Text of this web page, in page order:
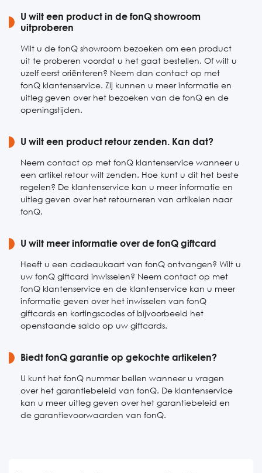
U wilt een product in de fonQ showroom
uitproberen
Wilt u de fonQ showroom bezoeken om een product
uit te proberen voordat u het gaat bestellen. Of wilt u
uzelf eerst oriënteren? Neem dan contact op met
fonQ klantenservice. Zij kunnen u meer informatie en
uitleg geven over het bezoeken van de fonQ en de
openingstijden.
U wilt een product retour zenden. Kan dat?
Neem contact op met fonQ klantenservice wanneer u
een artikel retour wilt zenden. Hoe kunt u dit het beste
regelen? De klantenservice kan u meer informatie en
uitleg geven over het retourneren van artikelen naar
fonQ.
U wilt meer informatie over de fonQ giftcard
Heeft u een cadeaukaart van fonQ ontvangen? Wilt u
uw fonQ giftcard inwisselen? Neem contact op met
fonQ klantenservice en de klantenservice kan u meer
informatie geven over het inwisselen van fonQ
giftcards en kortingscodes of bijvoorbeeld het
openstaande saldo op uw giftcards.
Biedt fonQ garantie op gekochte artikelen?
U kunt het fonQ nummer bellen wanneer u vragen
over het garantiebeleid van fonQ. De klantenservice
kan u meer uitleg geven over het garantiebeleid en
de garantievoorwaarden van fonQ.